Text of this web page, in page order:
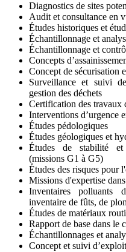
Diagnostics de sites
Audit et consultance en
Études historiques et
Échantillonnage et
Échantillonnage et
Concepts
Concept de sécurisation
Surveillance et suivi
gestion des déchets
Certification des travaux
Interventions d’urgence
Études pédologiques
Études géologiques et
Études de stabilité et
(missions G1 à G5)
Études des risques pour
Missions d'expertise
Inventaires polluants
inventaire de fûts, de
Études de matériaux
Rapport de base dans le
Échantillonnages et
Concept et suivi